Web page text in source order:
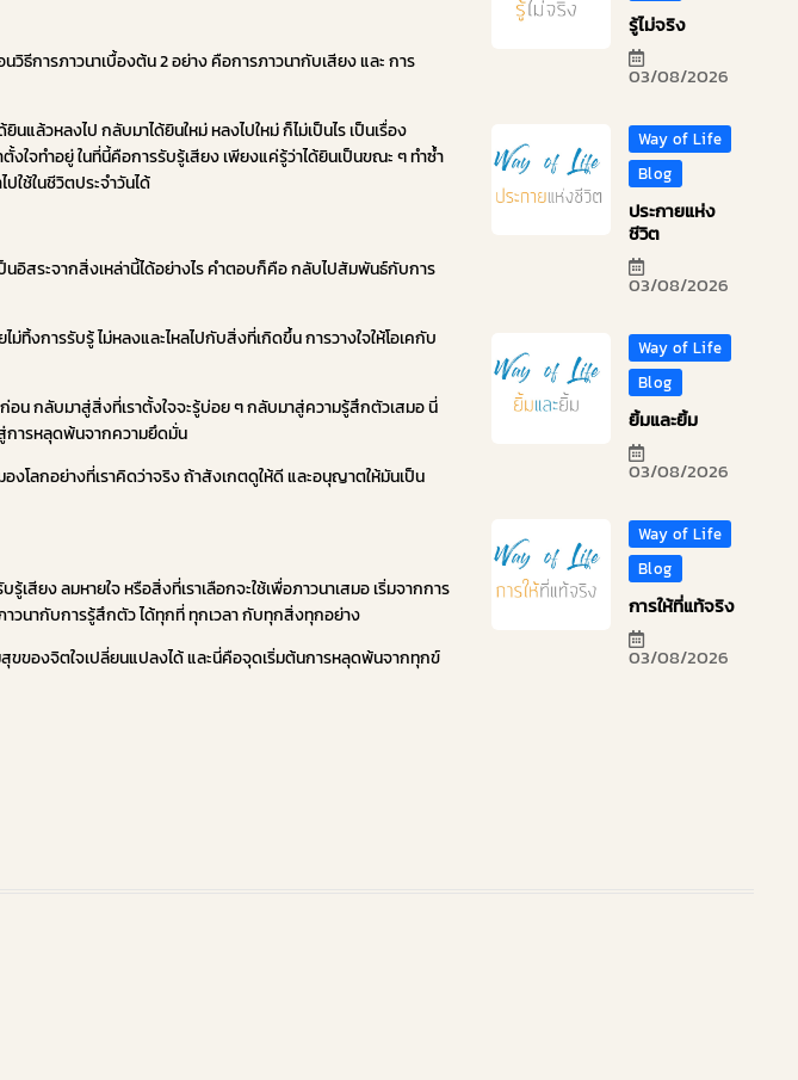
วิธีการภาวนาเบื้องต้น 2 อย่าง คือการภาวนากับเสียง และ การ
ล้วหลงไป กลับมาได้ยินใหม่ หลงไปใหม่ ก็ไม่เป็นไร เป็นเรื่อง
ใจทำอยู่ ในที่นี้คือการรับรู้เสียง เพียงแค่รู้ว่าได้ยินเป็นขณะ ๆ ทำซ้ำ
ใช้ในชีวิตประจำวันได้
อิสระจากสิ่งเหล่านี้ได้อย่างไร คำตอบก็คือ กลับไปสัมพันธ์กับการ
ทิ้งการรับรู้ ไม่หลงและไหลไปกับสิ่งที่เกิดขึ้น การวางใจให้โอเคกับ
น กลับมาสู่สิ่งที่เราตั้งใจจะรู้บ่อย ๆ กลับมาสู่ความรู้สึกตัวเสมอ นี่
การหลุดพ้นจากความยึดมั่น
องโลกอย่างที่เราคิดว่าจริง ถ้าสังเกตดูให้ดี และอนุญาตให้มันเป็น
ยง ลมหายใจ หรือสิ่งที่เราเลือกจะใช้เพื่อภาวนาเสมอ เริ่มจากการ
วนากับการรู้สึกตัว ได้ทุกที่ ทุกเวลา กับทุกสิ่งทุกอย่าง
ขของจิตใจเปลี่ยนแปลงได้ และนี่คือจุดเริ่มต้นการหลุดพ้นจากทุกข์
รู้ไม่จริง
03/08/2026
Way of Life
Blog
ประกายแห่ง
ชีวิต
03/08/2026
Way of Life
Blog
ยิ้มและยิ้ม
03/08/2026
Way of Life
Blog
การให้ที่แท้จริง
03/08/2026